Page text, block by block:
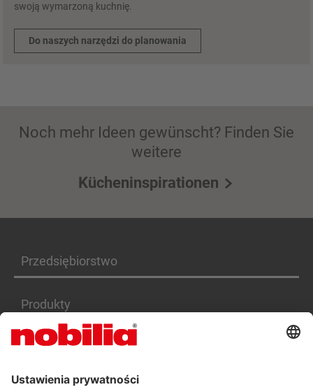
swoją wymarzoną kuchnię.
Do naszych narzędzi do planowania
Noch mehr Ideen gewünscht? Finden Sie
weitere
Kücheninspirationen
Przedsiębiorstwo
Produkty
Serwis
Kariera